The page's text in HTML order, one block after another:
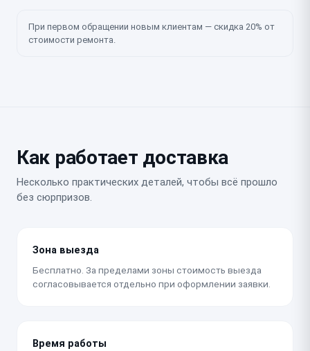
При первом обращении новым клиентам — скидка 20% от
стоимости ремонта.
Как работает доставка
Несколько практических деталей, чтобы всё прошло
без сюрпризов.
Зона выезда
Бесплатно. За пределами зоны стоимость выезда
согласовывается отдельно при оформлении заявки.
Время работы